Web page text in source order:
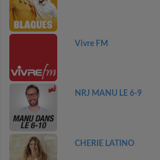
Vivre FM
NRJ MANU LE 6-9
CHERIE LATINO